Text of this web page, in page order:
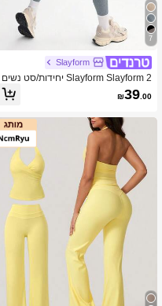
7
Slayform
Slayform Slayform 2 יחידות/סט נשים
ספורט מזדמן מוצק רחב רצועות למעלה ו
מכנסיים סקיני חליפות אימון נשים סטים
₪39.00